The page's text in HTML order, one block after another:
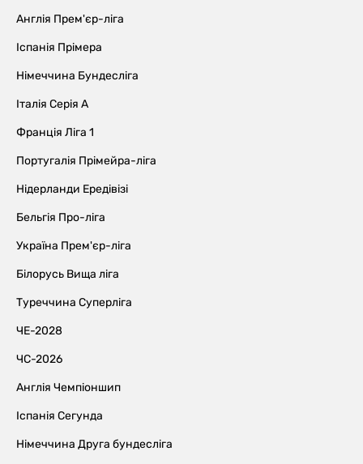
Англія Прем'єр-ліга
Іспанія Прімера
Німеччина Бундесліга
Італія Серія А
Франція Ліга 1
Португалія Прімейра-ліга
Нідерланди Ередівізі
Бельгія Про-ліга
Україна Прем'єр-ліга
Білорусь Вища ліга
Туреччина Суперліга
ЧЕ-2028
ЧС-2026
Англія Чемпіоншип
Іспанія Сегунда
Німеччина Друга бундесліга